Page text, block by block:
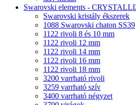
Swarovski elements -
Swarovski kristály ékszerek
1088 Swarovski chaton SS39
1122 rivoli 8 és 10 mm
1122 rivoli 12 mm
1122 rivoli 14 mm
1122 rivoli 16 mm
1122 rivoli 18 mm
3200 varrható rivoli
3259 varrható szív
3400 varrható négyzet